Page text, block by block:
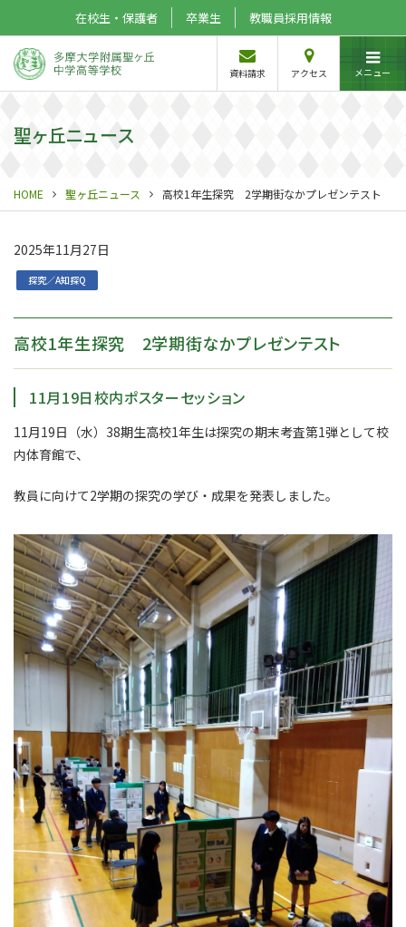
在校生・保護者 卒業生 教職員採用情報
資料請求 アクセス メニュー
聖ヶ丘ニュース
HOME 聖ヶ丘ニュース 高校1年生探究 2学期街なかプレゼンテスト
2025年11月27日
探究／A知探Q
高校1年生探究 2学期街なかプレゼンテスト
11月19日校内ポスターセッション
11月19日（水）38期生高校1年生は探究の期末考査第1弾として校
内体育館で、
教員に向けて2学期の探究の学び・成果を発表しました。